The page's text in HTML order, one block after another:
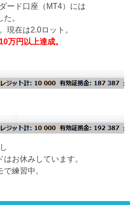
ード口座（MT4）には
。
現在は2.0ロット。
万円以上達成。
お休みしています。
練習中。